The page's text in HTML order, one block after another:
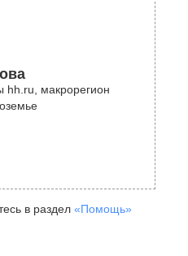
hh.ru, макрорегион
в раздел «Помощь»